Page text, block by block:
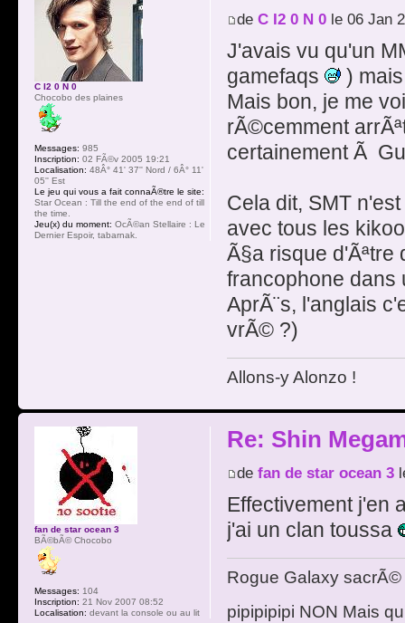
de C I2 0 N 0le 06 Jan
J'avais vu qu'un
gamefaqs
) mais
Mais bon, je me
rÃ©cemment
certainement Ã
Cela dit, SMT
avec tous les
Ã§a risque
francophone dans
AprÃ¨s, l'anglais
vrÃ© ?)
Allons-y Alonzo !
C I2 0 N 0
Chocobo des plaines
Messages: 985
Inscription: 02 FÃ©v 2005 19:21
Localisation: 48Â° 41' 37'' Nord / 6Â° 11'
05'' Est
Le jeu qui vous a fait connaÃ®tre le site:
Star Ocean : Till the end of the end of till
the time.
Jeu(x) du moment: OcÃ©an Stellaire : Le
Dernier Espoir, tabarnak.
Re: Shin
de fan de star ocean 3
Effectivement j'en
j'ai un clan toussa
Rogue Galaxy sacrÃ©
pipipipipi NON Mais
fan de star ocean 3
BÃ©bÃ© Chocobo
Messages: 104
Inscription: 21 Nov 2007 08:52
Localisation: devant la console ou au lit